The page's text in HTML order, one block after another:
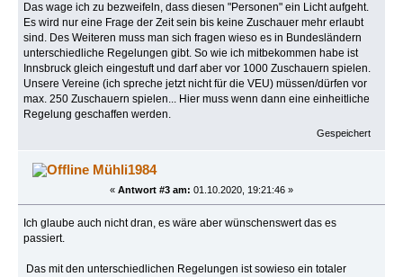
Das wage ich zu bezweifeln, dass diesen "Personen" ein Licht aufgeht.
Es wird nur eine Frage der Zeit sein bis keine Zuschauer mehr erlaubt
sind. Des Weiteren muss man sich fragen wieso es in Bundesländern
unterschiedliche Regelungen gibt. So wie ich mitbekommen habe ist
Innsbruck gleich eingestuft und darf aber vor 1000 Zuschauern spielen.
Unsere Vereine (ich spreche jetzt nicht für die VEU) müssen/dürfen vor
max. 250 Zuschauern spielen... Hier muss wenn dann eine einheitliche
Regelung geschaffen werden.
Gespeichert
Mühli1984
« Antwort #3 am: 01.10.2020, 19:21:46 »
Ich glaube auch nicht dran, es wäre aber wünschenswert das es
passiert.
Das mit den unterschiedlichen Regelungen ist sowieso ein totaler